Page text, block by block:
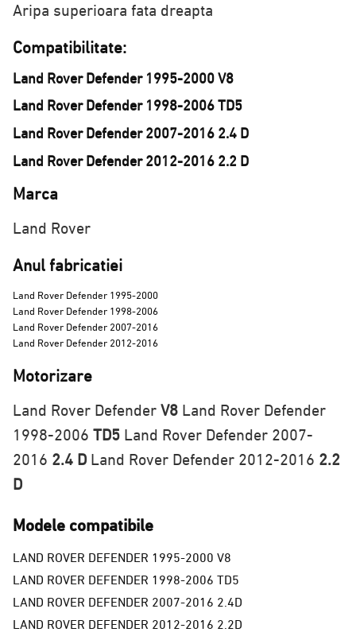
Aripa superioara fata dreapta
Compatibilitate:
Land Rover Defender 1995-2000 V8
Land Rover Defender 1998-2006 TD5
Land Rover Defender 2007-2016 2.4 D
Land Rover Defender 2012-2016 2.2 D
Marca
Land Rover
Anul fabricatiei
Land Rover Defender 1995-2000
Land Rover Defender 1998-2006
Land Rover Defender 2007-2016
Land Rover Defender 2012-2016
Motorizare
Land Rover Defender V8 Land Rover Defender
1998-2006 TD5 Land Rover Defender 2007-
2016 2.4 D Land Rover Defender 2012-2016 2.2
D
Modele compatibile
LAND ROVER DEFENDER 1995-2000 V8
LAND ROVER DEFENDER 1998-2006 TD5
LAND ROVER DEFENDER 2007-2016 2.4D
LAND ROVER DEFENDER 2012-2016 2.2D